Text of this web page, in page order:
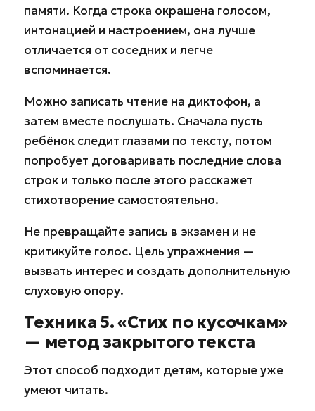
памяти. Когда строка окрашена голосом,
интонацией и настроением, она лучше
отличается от соседних и легче
вспоминается.
Можно записать чтение на диктофон, а
затем вместе послушать. Сначала пусть
ребёнок следит глазами по тексту, потом
попробует договаривать последние слова
строк и только после этого расскажет
стихотворение самостоятельно.
Не превращайте запись в экзамен и не
критикуйте голос. Цель упражнения —
вызвать интерес и создать дополнительную
слуховую опору.
Техника 5. «Стих по кусочкам»
— метод закрытого текста
Этот способ подходит детям, которые уже
умеют читать.